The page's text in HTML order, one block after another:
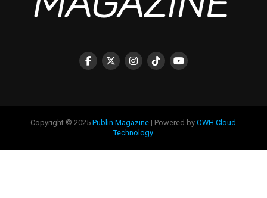
Copyright © 2025Publin Magazine | Powered byOWH Cloud
Technology